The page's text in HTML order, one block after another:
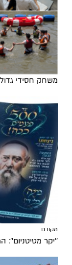
משחק חסידי גדול
מקודם
''יקר מטיטניום'':